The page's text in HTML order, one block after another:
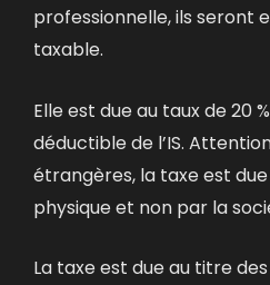
professionnelle, ils seront
taxable.
Elle est due au taux de 20
déductible de l’IS.
étrangères, la taxe est
physique et non par la
La taxe est due au titre